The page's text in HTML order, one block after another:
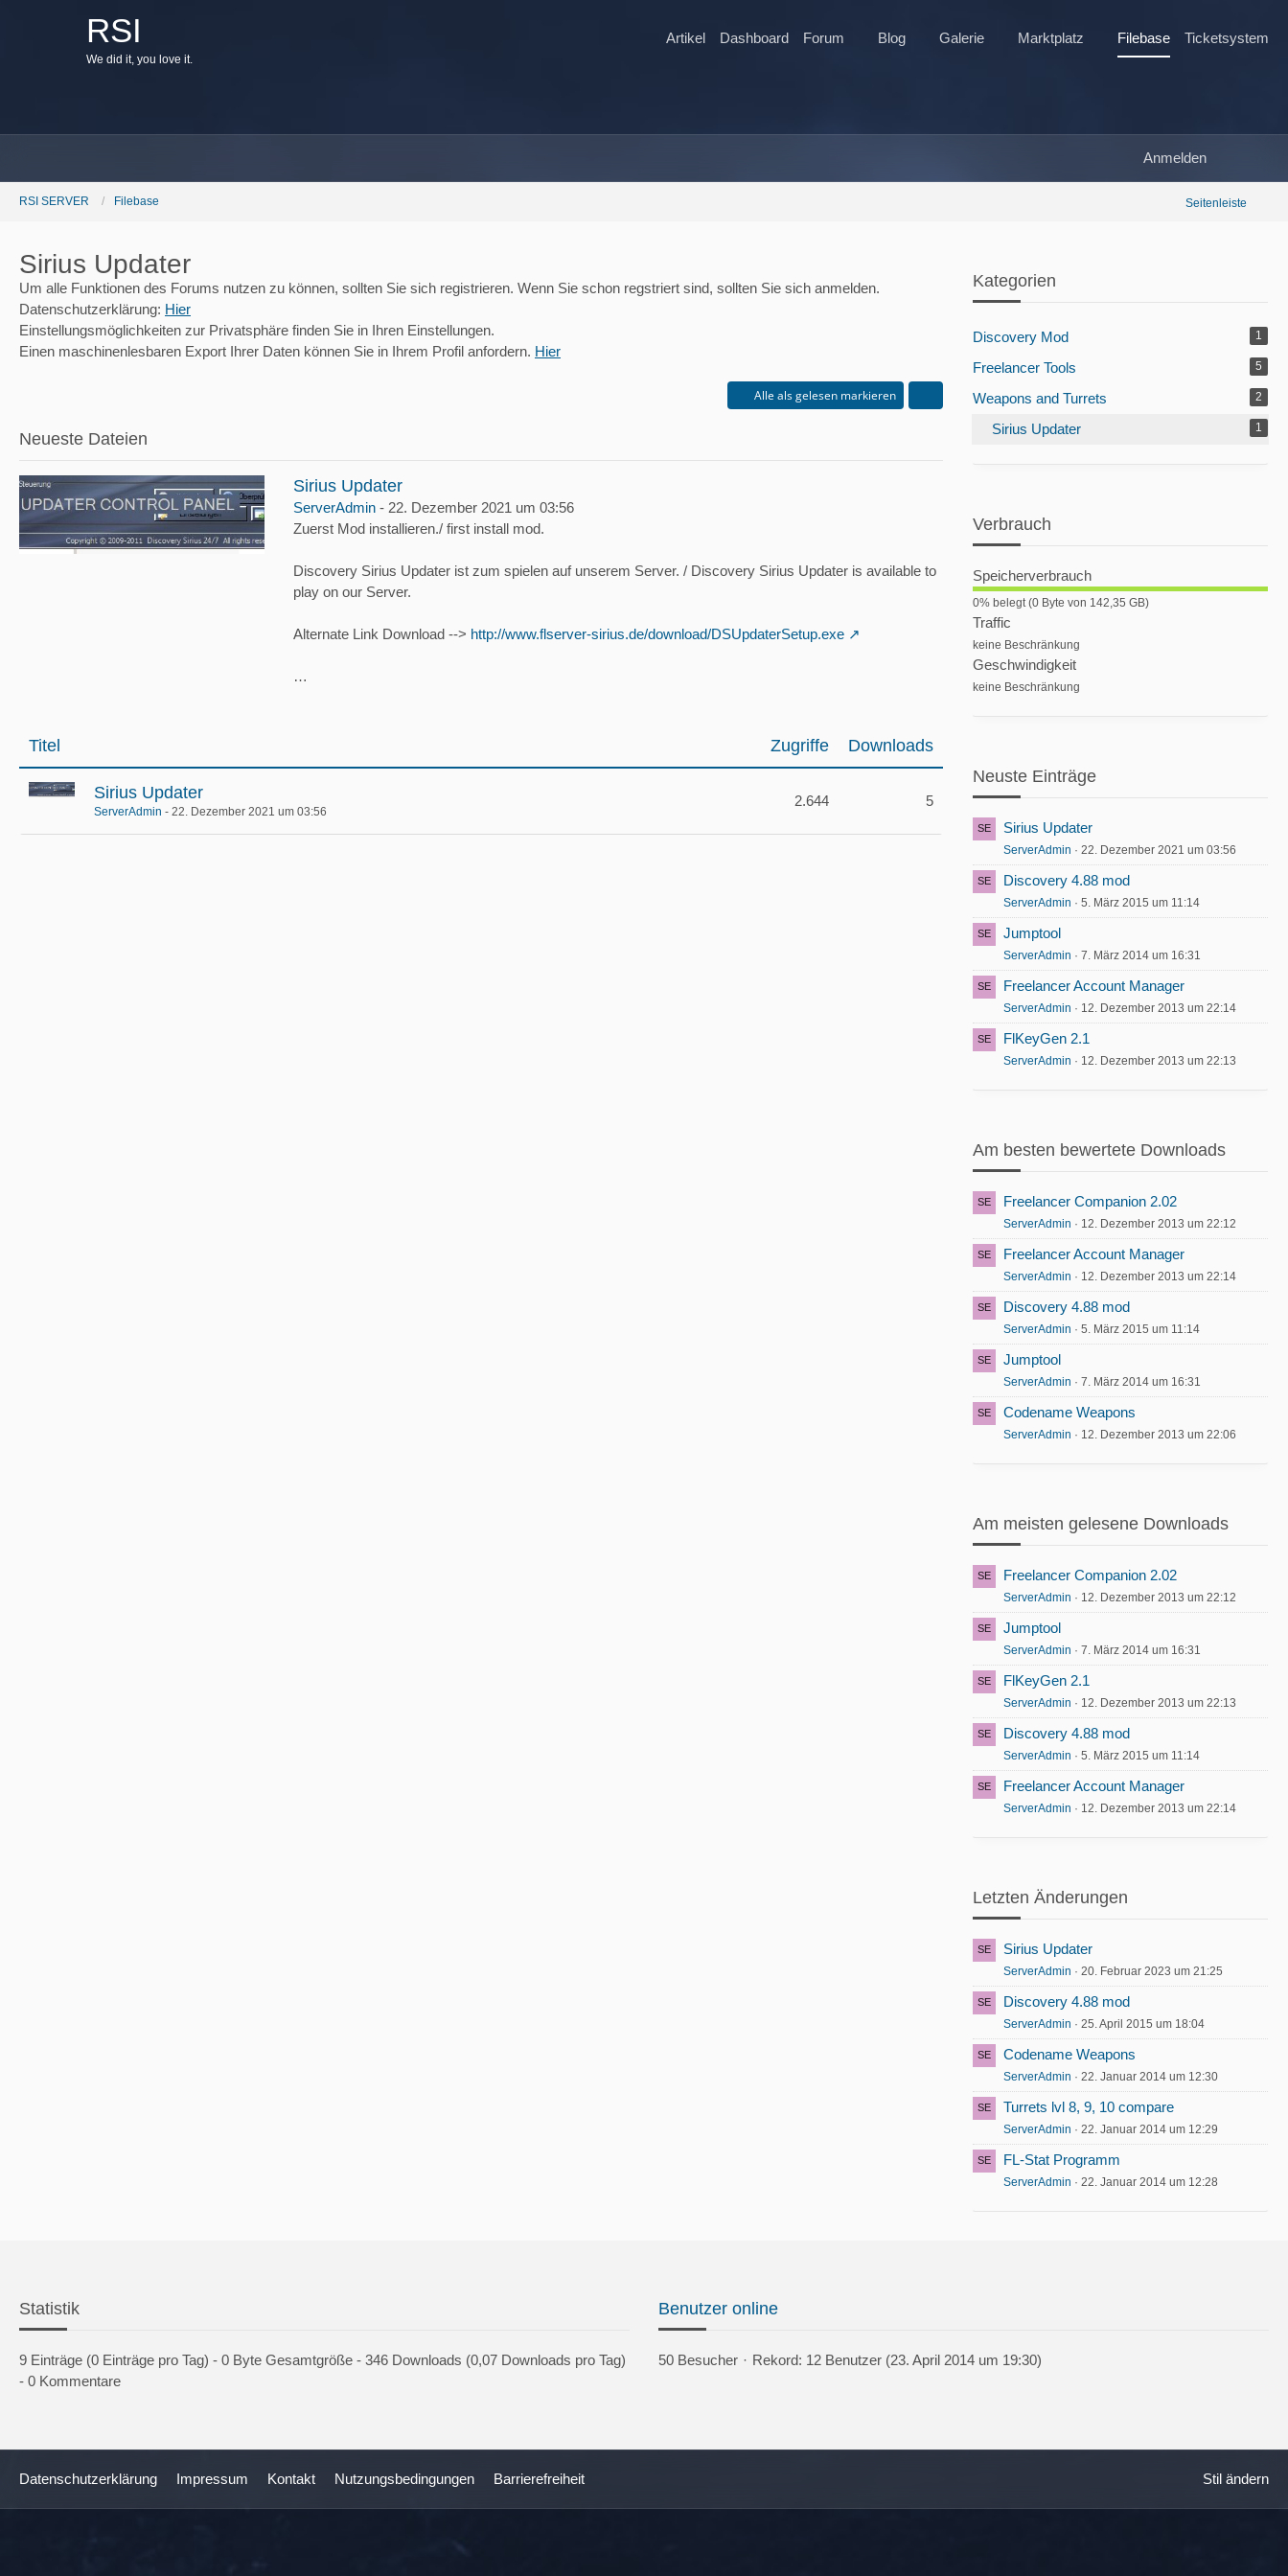
RSI
We did it, you ove it.
Artikel Dashboard Forum Blog Galerie Marktplatz Filebase Ticketsystem
Anmelden
RSI SERVER Filebase Seitenleiste
Sirius Updater
Um alle Funktionen des Forums nutzen zu können, sollten Sie sich registrieren. Wenn Sie schon regstriert sind, sollten Sie sich anmelden.
Datenschutzerklärung: Hier
Einstellungsmöglichkeiten zur Privatsphäre finden Sie in Ihren Einstellungen.
Einen maschinenlesbaren Export Ihrer Daten können Sie in Ihrem Profil anfordern. Hier
Alle als gelesen markieren
Neueste Dateien
Sirius Updater
ServerAdmin - 22. Dezember 2021 um 03:56
Zuerst Mod installieren./ first install mod.
Discovery Sirius Updater ist zum spielen auf unserem Server. / Discovery Sirius Updater is available to
play on our Server.
Alternate Link Download --> http://www.flserver-sirius.de/download/DSUpdaterSetup.exe
…
Titel Zugriffe Downloads
Sirius Updater
ServerAdmin - 22. Dezember 2021 um 03:56
2.644 5
Kategorien
Discovery Mod 1
Freelancer Tools 5
Weapons and Turrets 2
Sirius Updater 1
Verbrauch
Speicherverbrauch
0
%
0% belegt (0 Byte von 142,35 GB)
Traffic
keine Beschränkung
Geschwindigkeit
keine Beschränkung
Neuste Einträge
Sirius Updater
ServerAdmin 22. Dezember 2021 um 03:56
Discovery 4.88 mod
ServerAdmin 5. März 2015 um 11:14
Jumptool
ServerAdmin 7. März 2014 um 16:31
Freelancer Account Manager
ServerAdmin 12. Dezember 2013 um 22:14
FlKeyGen 2.1
ServerAdmin 12. Dezember 2013 um 22:13
Am besten bewertete Downloads
Freelancer Companion 2.02
ServerAdmin 12. Dezember 2013 um 22:12
Freelancer Account Manager
ServerAdmin 12. Dezember 2013 um 22:14
Discovery 4.88 mod
ServerAdmin 5. März 2015 um 11:14
Jumptool
ServerAdmin 7. März 2014 um 16:31
Codename Weapons
ServerAdmin 12. Dezember 2013 um 22:06
Am meisten gelesene Downloads
Freelancer Companion 2.02
ServerAdmin 12. Dezember 2013 um 22:12
Jumptool
ServerAdmin 7. März 2014 um 16:31
FlKeyGen 2.1
ServerAdmin 12. Dezember 2013 um 22:13
Discovery 4.88 mod
ServerAdmin 5. März 2015 um 11:14
Freelancer Account Manager
ServerAdmin 12. Dezember 2013 um 22:14
Letzten Änderungen
Sirius Updater
ServerAdmin 20. Februar 2023 um 21:25
Discovery 4.88 mod
ServerAdmin 25. April 2015 um 18:04
Codename Weapons
ServerAdmin 22. Januar 2014 um 12:30
Turrets lvl 8, 9, 10 compare
ServerAdmin 22. Januar 2014 um 12:29
FL-Stat Programm
ServerAdmin 22. Januar 2014 um 12:28
Statistik
9 Einträge (0 Einträge pro Tag) - 0 Byte Gesamtgröße - 346 Downloads (0,07 Downloads pro Tag)
- 0 Kommentare
Benutzer online
50 Besucher Rekord: 12 Benutzer (23. April 2014 um 19:30)
Stil ändern
Datenschutzerklärung Impressum Kontakt Nutzungsbedingungen Barrierefreiheit